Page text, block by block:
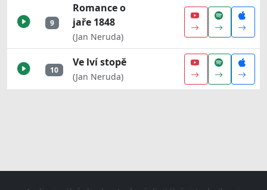
9
Romance o
jaře 1848
(Jan Neruda)
10
Ve lví stopě
(Jan Neruda)